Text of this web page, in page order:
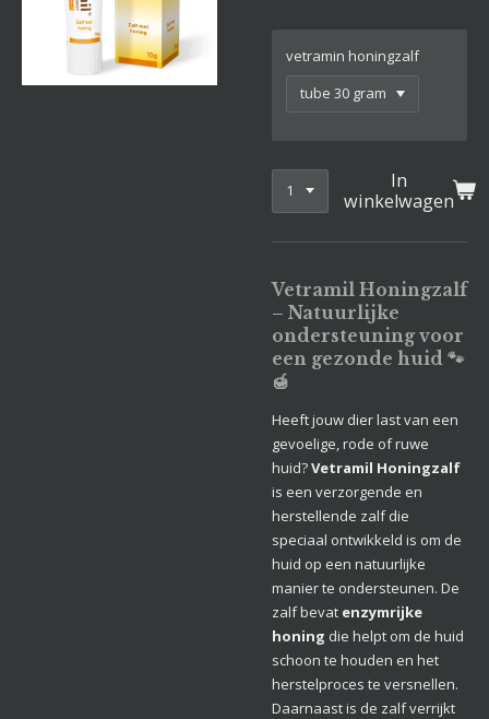
vetramin honingzalf
In
winkelwagen
Vetramil Honingzalf
– Natuurlijke
ondersteuning voor
een gezonde huid 🐾
🍯
Heeft jouw dier last van een
gevoelige, rode of ruwe
huid?Vetramil Honingzalf
is een verzorgende en
herstellende zalf die
speciaal ontwikkeld is om de
huid op een natuurlijke
manier te ondersteunen. De
zalf bevat enzymrijke
honing die helpt om de huid
schoon te houden en het
herstelproces te versnellen.
Daarnaast is de zalf verrijkt